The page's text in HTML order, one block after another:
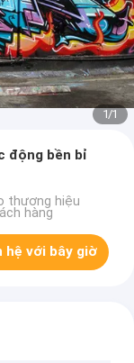
1/1
động bền bỉ
thương hiệu
hàng
hệ với bây giờ